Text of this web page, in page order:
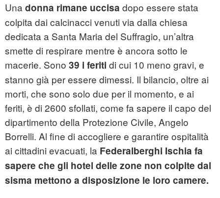
Una donna rimane uccisa dopo essere stata
colpita dai calcinacci venuti via dalla chiesa
dedicata a Santa Maria del Suffragio, un’altra
smette di respirare mentre è ancora sotto le
macerie. Sono 39 i feriti di cui 10 meno gravi, e
stanno già per essere dimessi. Il bilancio, oltre ai
morti, che sono solo due per il momento, e ai
feriti, è di 2600 sfollati, come fa sapere il capo del
dipartimento della Protezione Civile, Angelo
Borrelli. Al fine di accogliere e garantire ospitalità
ai cittadini evacuati, la Federalberghi Ischia fa
sapere che gli hotel delle zone non colpite dal
sisma mettono a disposizione le loro camere.